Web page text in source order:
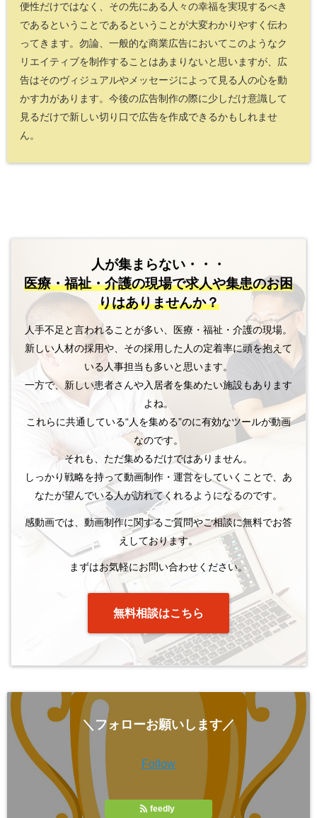
便性だけではなく、その先にある人々の幸福を実現するべき
であるということであるということが大変わかりやすく伝わ
ってきます。勿論、一般的な商業広告においてこのようなク
リエイティブを制作することはあまりないと思いますが、広
告はそのヴィジュアルやメッセージによって見る人の心を動
かす力があります。今後の広告制作の際に少しだけ意識して
見るだけで新しい切り口で広告を作成できるかもしれませ
ん。
人が集まらない・・・
医療・福祉・介護の現場で求人や集患のお困
りはありませんか？
人手不足と言われることが多い、医療・福祉・介護の現場。
新しい人材の採用や、その採用した人の定着率に頭を抱えて
いる人事担当も多いと思います。
一方で、新しい患者さんや入居者を集めたい施設もあります
よね。
これらに共通している“人を集める”のに有効なツールが動画
なのです。
それも、ただ集めるだけではありません。
しっかり戦略を持って動画制作・運営をしていくことで、あ
なたが望んでいる人が訪れてくれるようになるのです。
感動画では、動画制作に関するご質問やご相談に無料でお答
えしております。
まずはお気軽にお問い合わせください。
無料相談はこちら
＼フォローお願いします／
Follow
feedly